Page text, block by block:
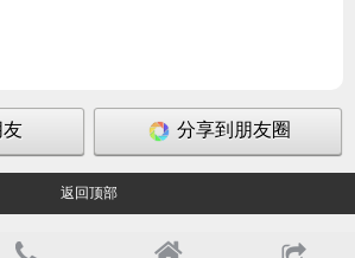
友 分享到朋友圈
返回顶部